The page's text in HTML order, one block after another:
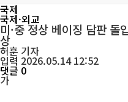
국제
국제·외교
미·중 정상 베이징 담판
상
허훈 기자
입력 2026.05.14 12:52
댓글 0
가